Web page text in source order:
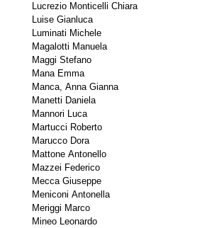
Lucrezio Monticelli Chiara
Luise Gianluca
Luminati Michele
Magalotti Manuela
Maggi Stefano
Mana Emma
Manca, Anna Gianna
Manetti Daniela
Mannori Luca
Martucci Roberto
Marucco Dora
Mattone Antonello
Mazzei Federico
Mecca Giuseppe
Meniconi Antonella
Meriggi Marco
Mineo Leonardo